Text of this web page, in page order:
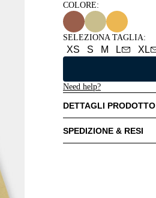
COLORE:
SELEZIONA TAGLIA:
XS S M L XL
Need help?
DETTAGLI PRODOTTO
SPEDIZIONE & RESI